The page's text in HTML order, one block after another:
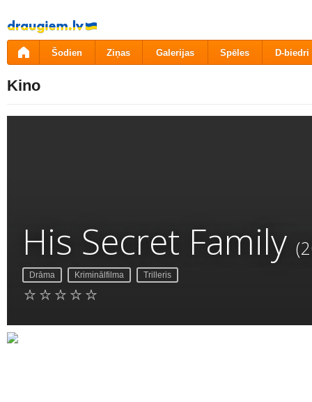
Pāriet
uz
saturu
Šodien Ziņas Galerijas Spēles D-biedri
Kino
His Secret Family
Drāma Kriminālfilma Trilleris